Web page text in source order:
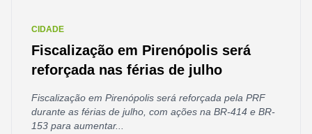
CIDADE
Fiscalização em Pirenópolis será
reforçada nas férias de julho
Fiscalização em Pirenópolis será reforçada pela PRF
durante as férias de julho, com ações na BR-414 e BR-
153 para aumentar...